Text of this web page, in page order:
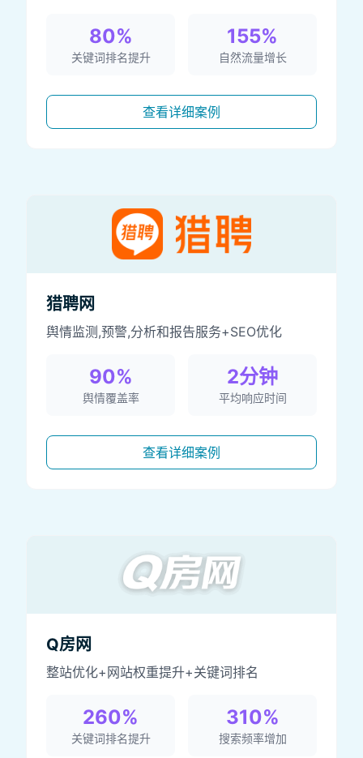
80%
关键词排名提升
155%
自然流量增长
查看详细案例
猎聘网
舆情监测,预警,分析和报告服务+SEO优化
90%
舆情覆盖率
2分钟
平均响应时间
查看详细案例
Q房网
整站优化+网站权重提升+关键词排名
260%
关键词排名提升
310%
搜索频率增加